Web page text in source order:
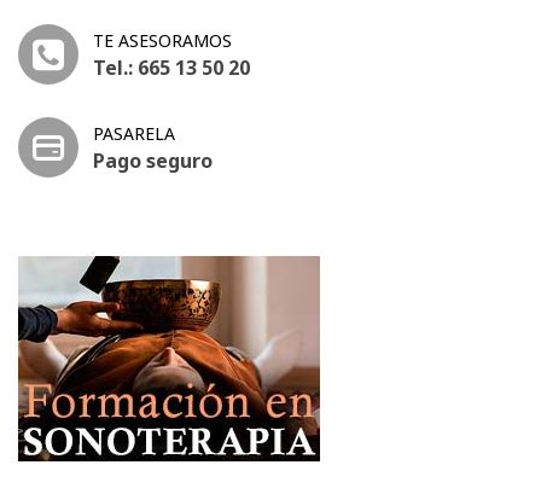
TE ASESORAMOS
Tel.: 665 13 50 20
PASARELA
Pago seguro